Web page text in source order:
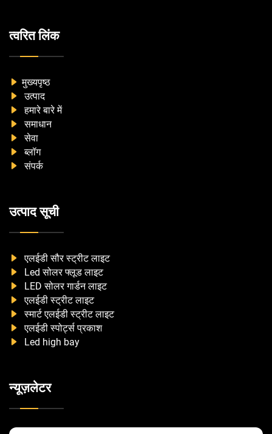
त्वरित लिंक
मुख्यपृष्ठ
उत्पाद
हमारे बारे में
समाधान
सेवा
ब्लॉग
संपर्क
उत्पाद सूची
एलईडी सौर स्ट्रीट लाइट
Led सोलर फ्लूड लाइट
LED सोलर गार्डन लाइट
एलईडी स्ट्रीट लाइट
स्मार्ट एलईडी स्ट्रीट लाइट
एलईडी स्पोर्ट्स प्रकाश
Led high bay
न्यूज़लेटर